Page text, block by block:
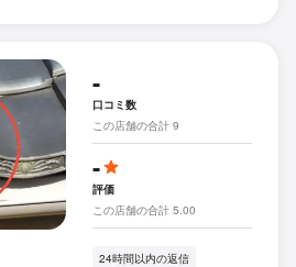
-
口コミ数
この店舗の合計 9
-
評価
この店舗の合計 5.00
24時間以内の返信